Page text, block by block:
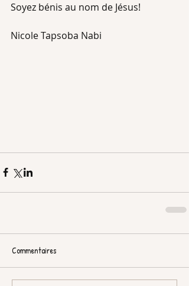
Soyez bénis au nom de Jésus!
Nicole Tapsoba Nabi
Commentaires